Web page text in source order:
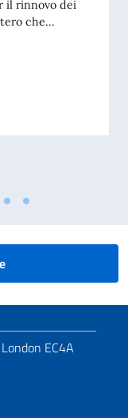
il rinnovo dei
che...
EC4A